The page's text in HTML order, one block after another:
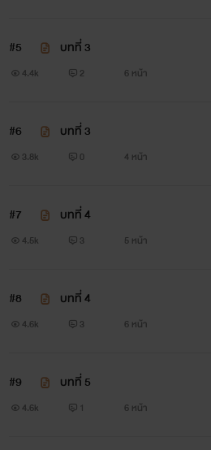
#5 บทที่ 3
4.4k 2 6 หน้า
#6 บทที่ 3
3.8k 0 4 หน้า
#7 บทที่ 4
4.5k 3 5 หน้า
#8 บทที่ 4
4.6k 3 6 หน้า
#9 บทที่ 5
4.6k 1 6 หน้า